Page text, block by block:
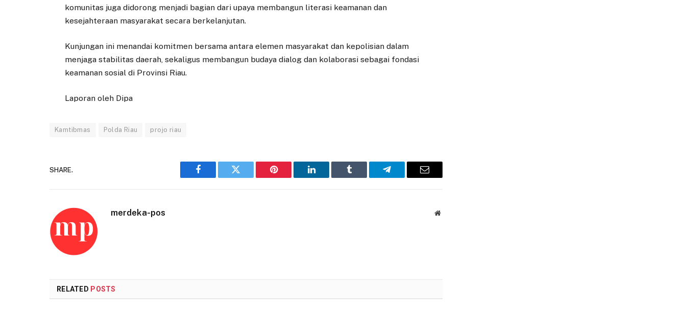
komunitas juga didorong menjadi bagian dari upaya membangun literasi keamanan dan
kesejahteraan masyarakat secara berkelanjutan.
Kunjungan ini menandai komitmen bersama antara elemen masyarakat dan kepolisian dalam
menjaga stabilitas daerah, sekaligus membangun budaya dialog dan kolaborasi sebagai fondasi
keamanan sosial di Provinsi Riau.
Laporan oleh Dipa
Kamtibmas Polda Riau projo riau
SHARE.
Facebook Twitter Pinterest LinkedIn Tumblr Telegram Email
merdeka-pos Website
RELATED POSTS